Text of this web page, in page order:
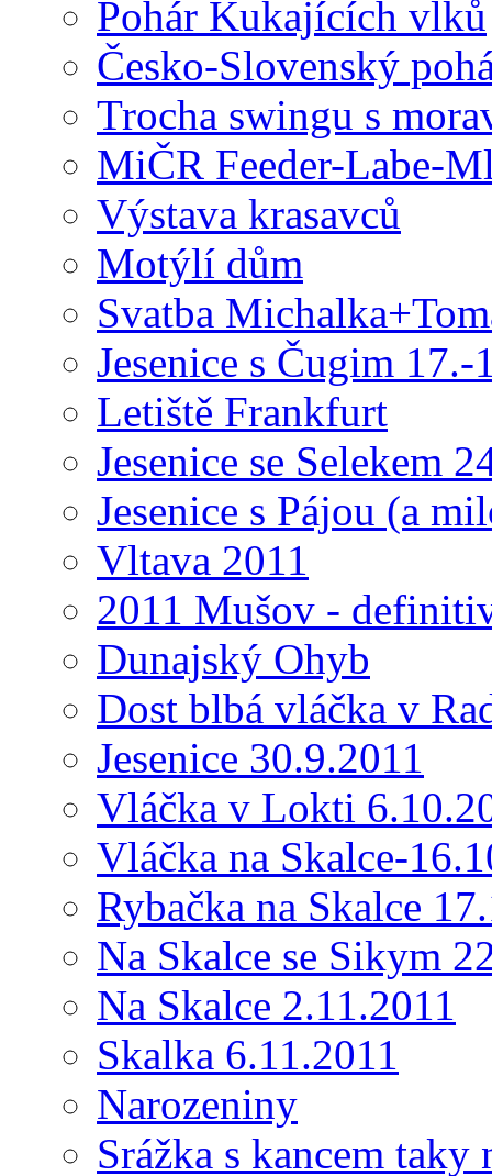
Pohár Kukajících vlků
Česko-Slovenský
Trocha swingu s
MiČR Feeder-Labe-
Výstava krasavců
Motýlí dům
Svatba
Jesenice s Čugim 17.-
Letiště Frankfurt
Jesenice se Selekem
Jesenice s Pájou (a
Vltava 2011
2011 Mušov -
Dunajský Ohyb
Dost blbá vláčka v
Jesenice 30.9.2011
Vláčka v Lokti
Vláčka na Skalce-
Rybačka na Skalce
Na Skalce se Sikym
Na Skalce 2.11.2011
Skalka 6.11.2011
Narozeniny
Srážka s kancem